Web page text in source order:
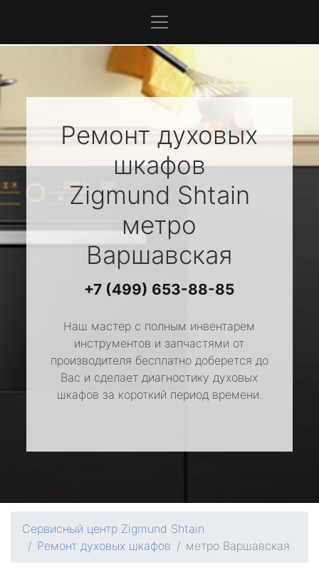
Ремонт духовых
шкафов
Zigmund Shtain
метро
Варшавская
+7 (499) 653-88-85
Наш мастер с полным инвентарем
инструментов и запчастями от
производителя бесплатно доберется до
Вас и сделает диагностику духовых
шкафов за короткий период времени.
Сервисный центр Zigmund Shtain
Ремонт духовых шкафов
метро Варшавская